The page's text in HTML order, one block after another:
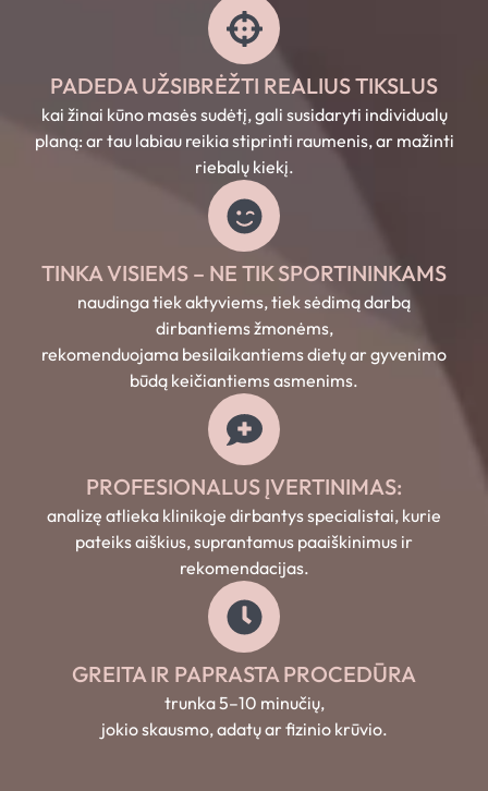
PADEDA UŽSIBRĖŽTI REALIUS TIKSLUS
kai žinai kūno masės sudėtį, gali susidaryti individualų
planą: ar tau labiau reikia stiprinti raumenis, ar mažinti
riebalų kiekį.
TINKA VISIEMS – NE TIK SPORTININKAMS
naudinga tiek aktyviems, tiek sėdimą darbą
dirbantiems žmonėms,
rekomenduojama besilaikantiems dietų ar gyvenimo
būdą keičiantiems asmenims.
PROFESIONALUS ĮVERTINIMAS:
analizę atlieka klinikoje dirbantys specialistai, kurie
pateiks aiškius, suprantamus paaiškinimus ir
rekomendacijas.
GREITA IR PAPRASTA PROCEDŪRA
trunka 5–10 minučių,
jokio skausmo, adatų ar fizinio krūvio.